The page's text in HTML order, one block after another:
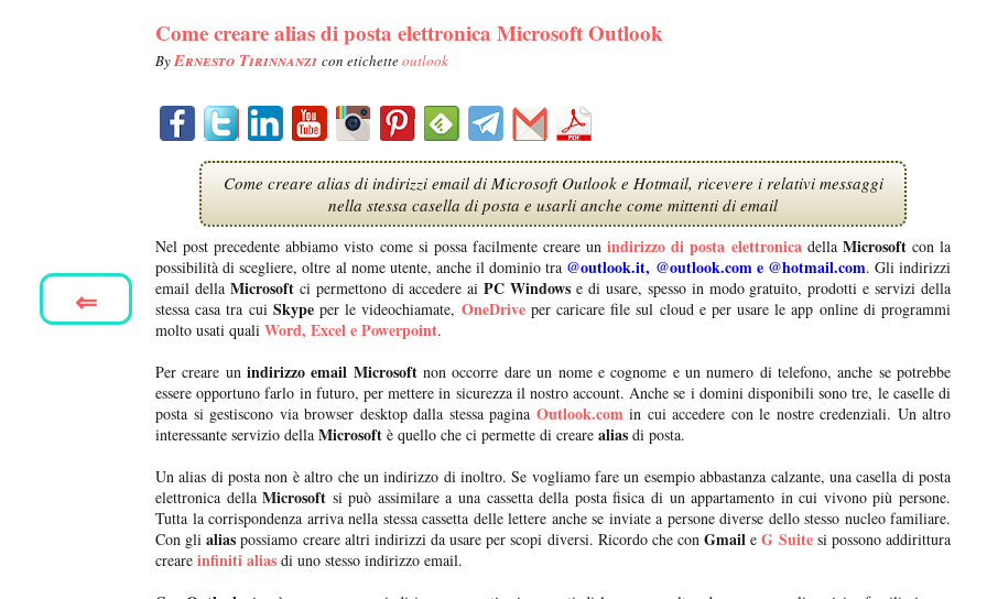
Come creare alias di posta elettronica Microsoft Outlook
ByErnesto Tirinnanzi con etichetteoutlook
Come creare alias di indirizzi email di Microsoft Outlook e Hotmail, ricevere i relativi messaggi
nella stessa casella di posta e usarli anche come mittenti di email
Nel post precedente abbiamo visto come si possa facilmente creare un indirizzo di posta elettronicadella Microsoft con la
possibilità di scegliere, oltre al nome utente, anche il dominio tra @outlook.it, @outlook.com e @hotmail.com. Gli indirizzi
email della Microsoft ci permettono di accedere aiPC Windows e di usare, spesso in modo gratuito, prodotti e servizi della
stessa casa tra cuiSkypeper le videochiamate, OneDriveper caricare file sul cloud e per usare le app online di programmi
molto usati quali Word, Excel e Powerpoint.
Per creare unindirizzo email Microsoftnon occorre dare un nome e cognome e un numero di telefono, anche se potrebbe
essere opportuno farlo in futuro, per mettere in sicurezza il nostro account. Anche se i domini disponibili sono tre, le caselle di
posta si gestiscono via browser desktop dalla stessa pagina Outlook.comin cui accedere con le nostre credenziali. Un altro
interessante servizio della Microsoft è quello che ci permette di creare alias di posta.
Un alias di posta non è altro che un indirizzo di inoltro. Se vogliamo fare un esempio abbastanza calzante, una casella di posta
elettronica dellaMicrosoft si può assimilare a una cassetta della posta fisica di un appartamento in cui vivono più persone.
Tutta la corrispondenza arriva nella stessa cassetta delle lettere anche se inviate a persone diverse dello stesso nucleo familiare.
Con gli alias possiamo creare altri indirizzi da usare per scopi diversi. Ricordo che conGmail eG Suitesi possono addirittura
creare infiniti alias di uno stesso indirizzo email.
⇐